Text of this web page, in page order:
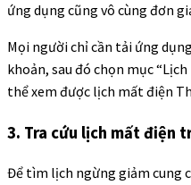
ứng dụng cũng vô cùng đơn
Mọi người chỉ cần tải ứng
khoản, sau đó chọn mục
thể xem được lịch mất điện
3. Tra cứu lịch mất điện
Để tìm lịch ngừng giảm cung